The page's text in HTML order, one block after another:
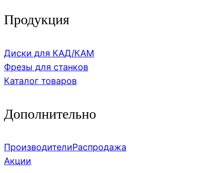
Продукция
Диски для КАД/КАМ
Фрезы для станков
Каталог товаров
Дополнительно
ПроизводителиРаспродажа
Акции